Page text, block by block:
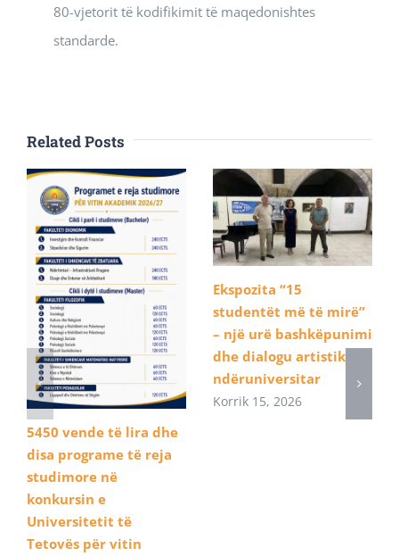
80-vjetorit të kodifikimit të maqedonishtes
standarde.
Related Posts
5450 vende të lira dhe
disa programe të reja
studimore në
konkursin e
Universitetit të
Tetovës për vitin
Ekspozita “15
studentët më të mirë”
– një urë bashkëpunimi
dhe dialogu artistik
ndëruniversitar
Korrik 15, 2026